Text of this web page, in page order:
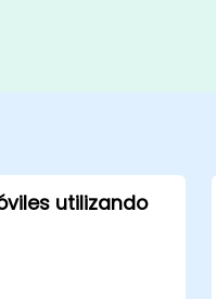
utilizando